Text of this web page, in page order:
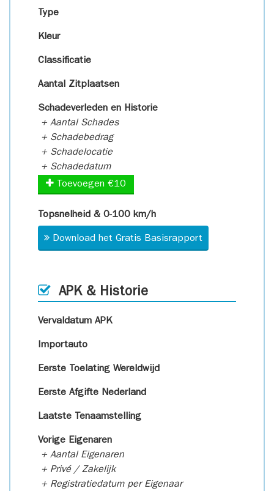
Type
Kleur
Classificatie
Aantal Zitplaatsen
Schadeverleden en Historie
+ Aantal Schades
+ Schadebedrag
+ Schadelocatie
+ Schadedatum
Toevoegen €10
Topsnelheid & 0-100 km/h
Download het Gratis Basisrapport
APK & Historie
Vervaldatum APK
Importauto
Eerste Toelating Wereldwijd
Eerste Afgifte Nederland
Laatste Tenaamstelling
Vorige Eigenaren
+ Aantal Eigenaren
+ Privé / Zakelijk
+ Registratiedatum per Eigenaar